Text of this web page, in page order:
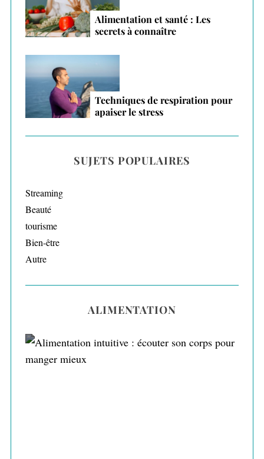
Alimentation et santé : Les
secrets à connaître
Techniques de respiration pour
apaiser le stress
SUJETS POPULAIRES
Streaming
Beauté
tourisme
Bien-être
Autre
ALIMENTATION